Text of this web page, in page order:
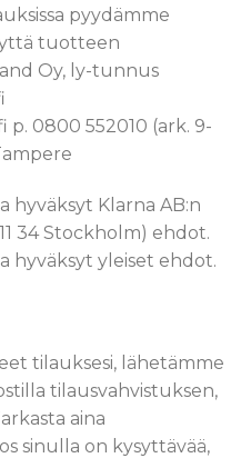
pyydämme
tuotteen
Oy, ly-tunnus
0800 552010 (ark. 9-
hyväksyt Klarna AB:n
34 Stockholm) ehdot.
hyväksyt yleiset ehdot.
tilauksesi, lähetämme
tilausvahvistuksen,
aina
sinulla on kysyttävää,